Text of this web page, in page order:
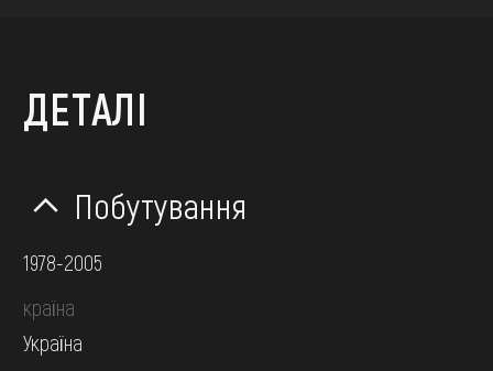
ДЕТАЛІ
Побутування
1978-2005
країна
Україна